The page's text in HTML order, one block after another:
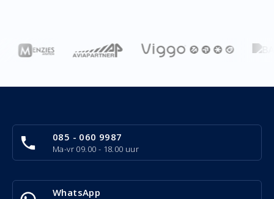
085 - 060 9987
Ma-vr 09.00 - 18.00 uur
WhatsApp